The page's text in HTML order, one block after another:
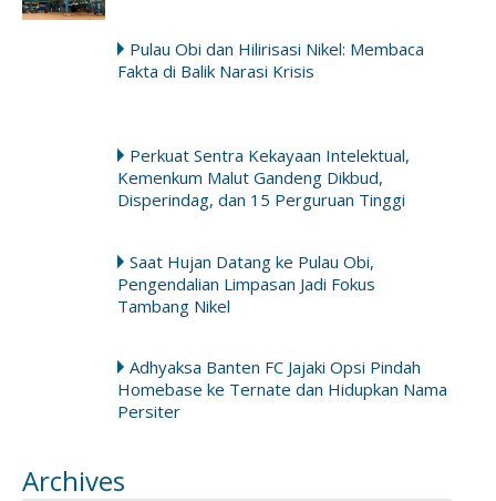
Pulau Obi dan Hilirisasi Nikel: Membaca
Fakta di Balik Narasi Krisis
Perkuat Sentra Kekayaan Intelektual,
Kemenkum Malut Gandeng Dikbud,
Disperindag, dan 15 Perguruan Tinggi
Saat Hujan Datang ke Pulau Obi,
Pengendalian Limpasan Jadi Fokus
Tambang Nikel
Adhyaksa Banten FC Jajaki Opsi Pindah
Homebase ke Ternate dan Hidupkan Nama
Persiter
Archives